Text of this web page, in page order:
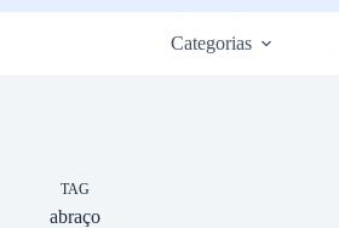
Categorias
TAG
abraço